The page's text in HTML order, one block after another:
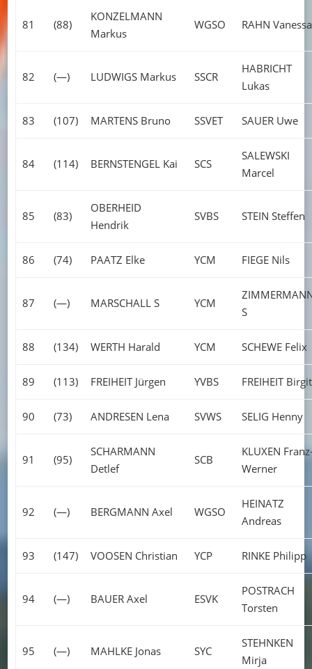
81 (88)
KONZELMANN
Markus
WGSO RAHN Vanessa
82 (—) LUDWIGS Markus SSCR
HABRICHT
Lukas
83 (107) MARTENS Bruno SSVET SAUER Uwe
84 (114) BERNSTENGEL Kai SCS
SALEWSKI
Marcel
85 (83)
OBERHEID
Hendrik
SVBS STEIN Steffen
86 (74) PAATZ Elke YCM FIEGE Nils
87 (—) MARSCHALL S YCM
S
88 (134) WERTH Harald YCM SCHEWE Felix
89 (113) FREIHEIT Jürgen YVBS FREIHEIT Birgit
90 (73) ANDRESEN Lena SVWS SELIG Henny
91 (95)
SCHARMANN
Detlef
SCB
KLUXEN
Werner
92 (—) BERGMANN Axel WGSO
HEINATZ
Andreas
93 (147) VOOSEN Christian YCP RINKE Philipp
94 (—) BAUER Axel ESVK
POSTRACH
Torsten
95 (—) MAHLKE Jonas SYC
STEHNKEN
Mirja